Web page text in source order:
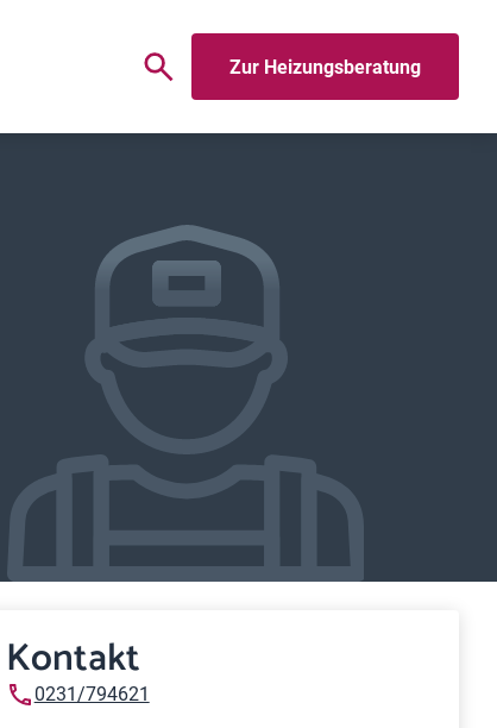
Zur Heizungsberatung
Kontakt
0231/794621